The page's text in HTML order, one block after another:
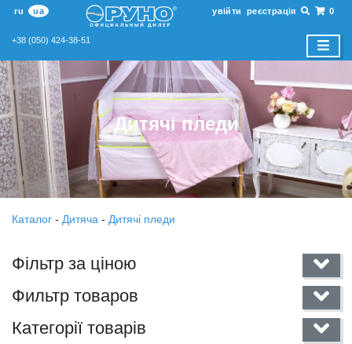
ru ua увійти реєстрація 0
+38 (050) 424-38-51
Дитячі пледи
Каталог - Дитяча - Дитячі пледи
Фільтр за ціною
Фильтр товаров
Категорії товарів